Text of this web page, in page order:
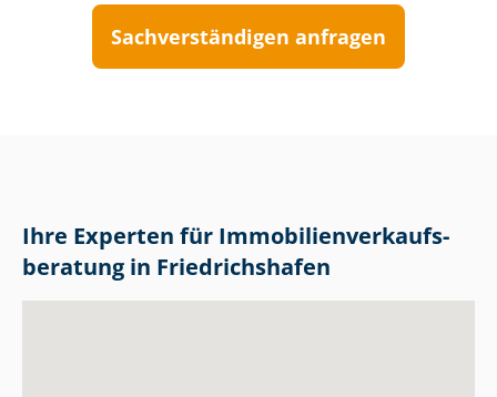
Sach­ver­stän­di­gen anfragen
Ihre Experten für Im­mo­bi­li­en­ver­kaufs­
be­ra­tung in Friedrichshafen